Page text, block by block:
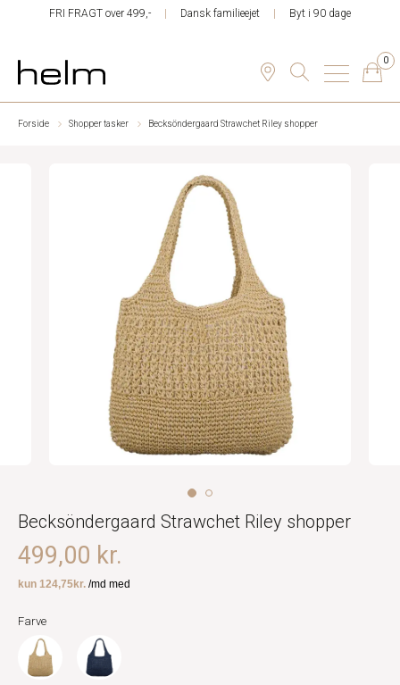
FRI FRAGT over 499,- Dansk familieejet Byt i 90 dage
0
Forside Shopper tasker Becksöndergaard Strawchet Riley shopper
Becksöndergaard Strawchet Riley shopper
499,00 kr.
Farve